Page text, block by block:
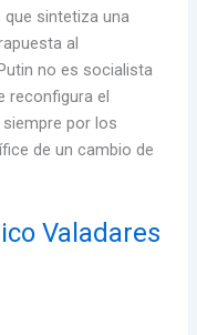
sintetiza una
al
no es socialista
reconfigura el
por los
de un cambio de
Valadares